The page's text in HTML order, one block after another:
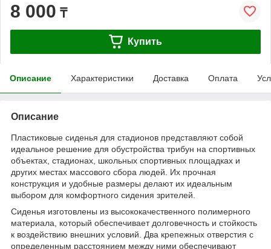
8 000 ₸
Купить
Описание Характеристики Доставка Оплата
Описание
Пластиковые сиденья для стадионов представляют собой
идеальное решение для обустройства трибун на спортивных
объектах, стадионах, школьных спортивных площадках и
других местах массового сбора людей. Их прочная
конструкция и удобные размеры делают их идеальным
выбором для комфортного сидения зрителей.
Сиденья изготовлены из высококачественного полимерного
материала, который обеспечивает долговечность и стойкость
к воздействию внешних условий. Два крепежных отверстия с
определенным расстоянием между ними обеспечивают